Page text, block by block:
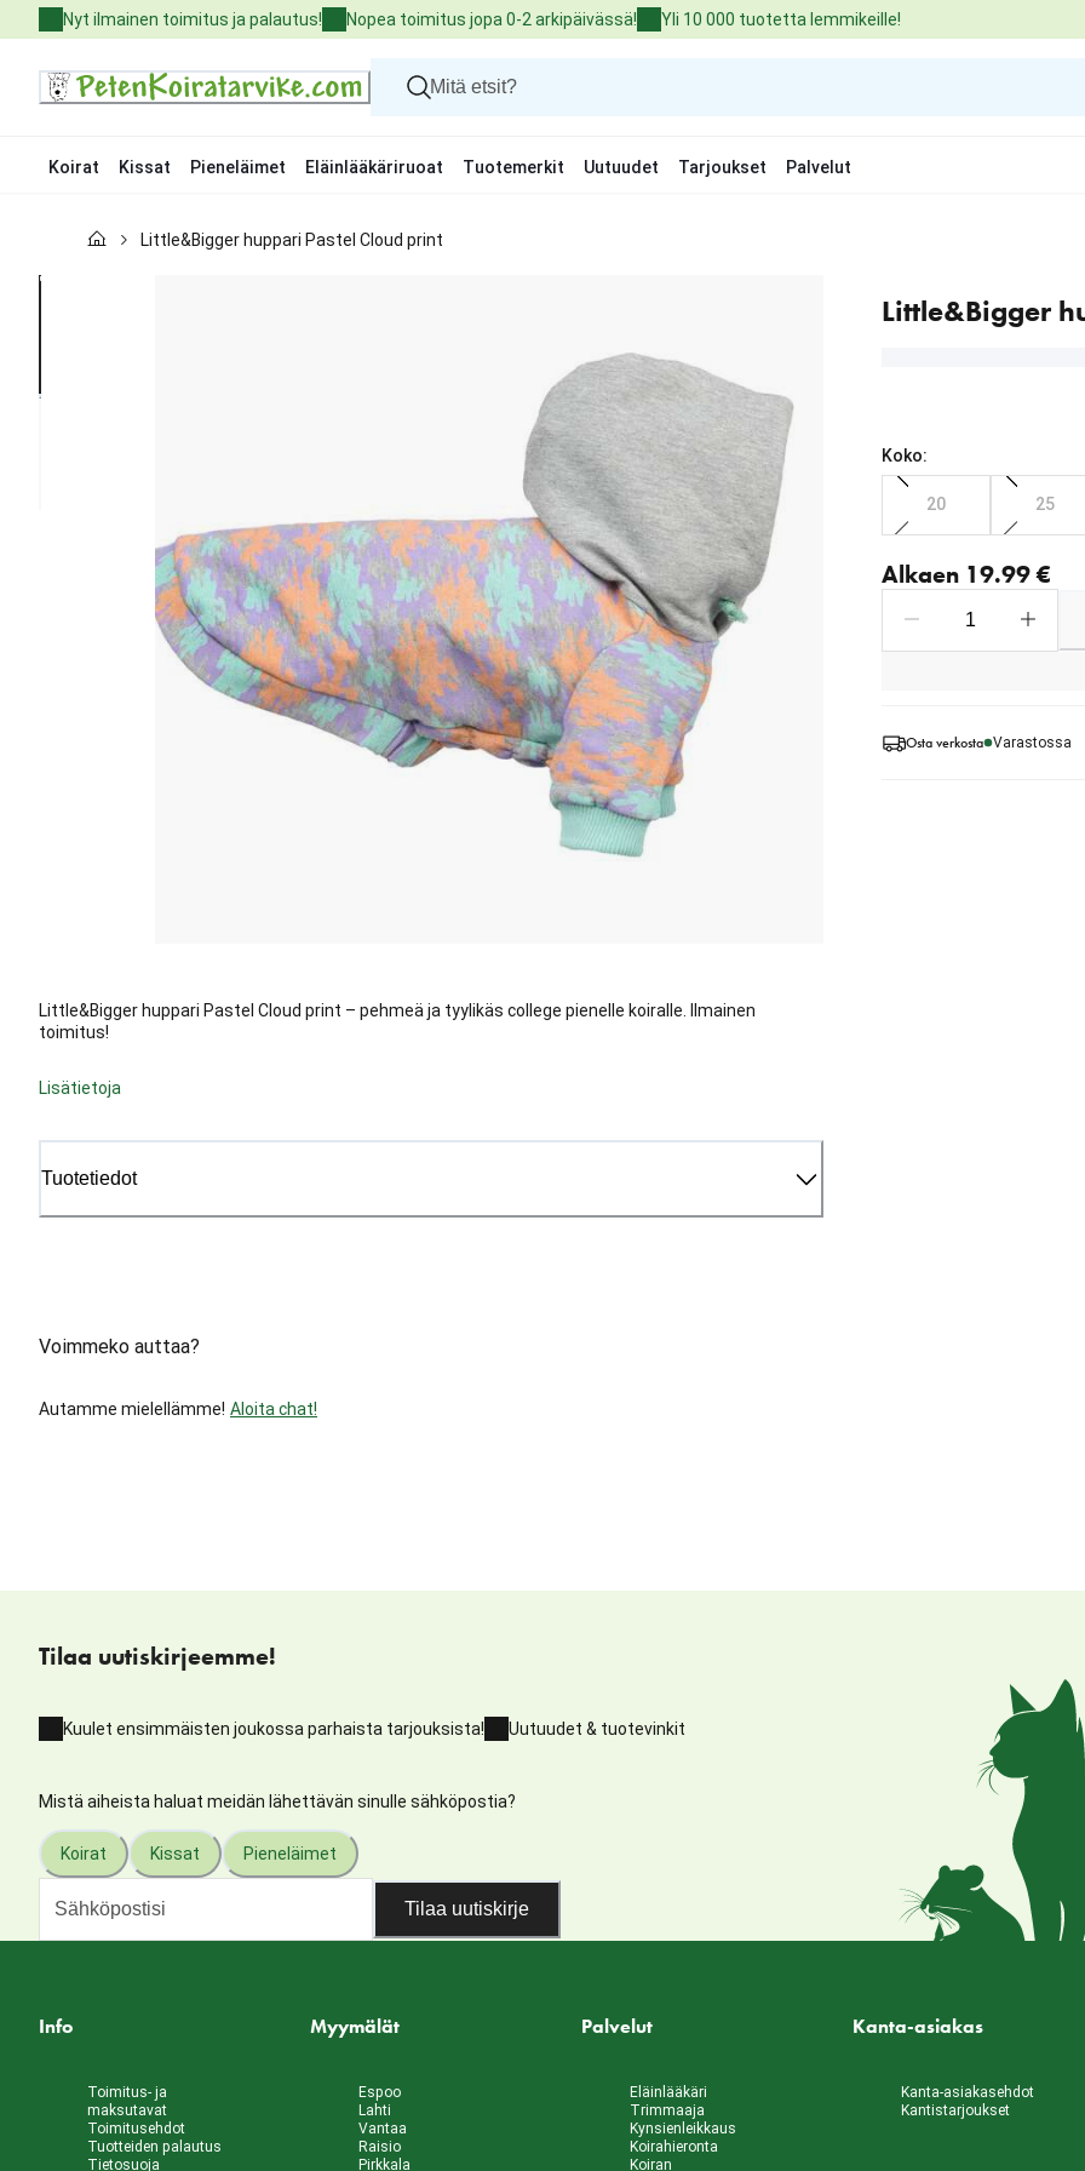
to
Nyt ilmainen toimitus ja palautus! Nopea toimitus jopa 0-2 arkipäivässä! Yli 10 000 tuotetta lemmikeille!
Koirat Kissat Pieneläimet Eläinlääkäriruoat Tuotemerkit Uutuudet Tarjoukset Palvelut
Kissat
Little&Bigger huppari Pastel Cloud print
Little&Bigger
Little&Bigger huppari Pastel Cloud print – pehmeä ja tyylikäs college pienelle koiralle. Ilmainen
toimitus!
Lisätietoja
Tuotetiedot
Voimmeko auttaa?
Autamme mielellämme! Aloita chat!
Koko:
20 25
Alkaen 19.99 €
Osta verkosta Varastossa
Tilaa uutiskirjeemme!
Kuulet ensimmäisten joukossa parhaista tarjouksista! Uutuudet & tuotevinkit
Mistä aiheista haluat meidän lähettävän sinulle sähköpostia?
Koirat Kissat Pieneläimet
Tilaa uutiskirje
Info
Toimitus- ja
maksutavat
Toimitusehdot
Tuotteiden palautus
Tietosuoja
Myymälät
Espoo
Lahti
Vantaa
Raisio
Pirkkala
Palvelut
Eläinlääkäri
Trimmaaja
Kynsienleikkaus
Koirahieronta
Koiran
Kanta-asiakas
Kanta-asiakasehdot
Kantistarjoukset